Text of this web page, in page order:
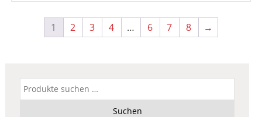
1 2 3 4 … 6 7 8 →
Suchen
nach:
Suchen